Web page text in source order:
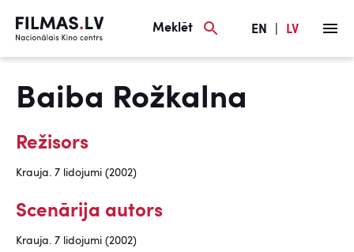
Meklēt EN LV
Baiba Rožkalna
Režisors
Krauja. 7 lidojumi (2002)
Scenārija autors
Krauja. 7 lidojumi (2002)